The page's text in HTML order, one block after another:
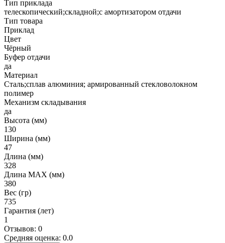
Тип приклада
телескопический;складной;с амортизатором отдачи
Тип товара
Приклад
Цвет
Чёрный
Буфер отдачи
да
Материал
Сталь;сплав алюминия; армированный стекловолокном
полимер
Механизм складывания
да
Высота (мм)
130
Ширина (мм)
47
Длина (мм)
328
Длина MAX (мм)
380
Вес (гр)
735
Гарантия (лет)
1
Отзывов: 0
Средняя оценка: 0.0